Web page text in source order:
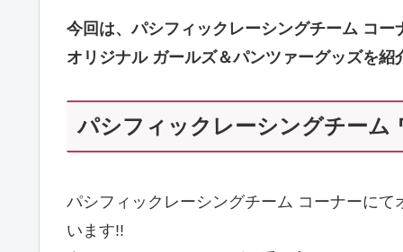
今回は、パシフィックレーシングチーム コー
オリジナル ガールズ＆パンツァーグッズを紹
パシフィックレーシングチーム
パシフィックレーシングチーム コーナーに
います!!